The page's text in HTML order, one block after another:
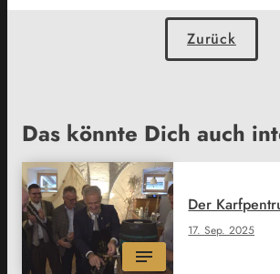
Zurück
Das könnte Dich auch
17. Sep. 2025
Der